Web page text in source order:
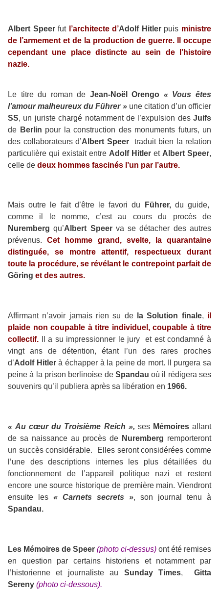
Albert Speerfut l’architecte d’Adolf Hitlerpuis ministre
de l’armement et de la production de guerre. Il occupe
cependant une place distincte au sein de l’histoire
nazie.
Le titre du roman de Jean-Noël Orengo « Vous êtes
l’amour malheureux du Führer »une citation d’un officier
SS, un juriste chargé notamment de l’expulsion des Juifs
de Berlin pour la construction des monuments futurs, un
des collaborateurs d’Albert Speertraduit bien la relation
particulière qui existait entre Adolf Hitler et Albert Speer,
celle de deux hommes fascinés l’un par l’autre.
Mais outre le fait d’être le favori du Führer,du guide,
comme il le nomme, c’est au cours du procès de
Nuremberg qu’Albert Speerva se détacher des autres
prévenus.Cet homme grand, svelte, la quarantaine
distinguée, se montre attentif, respectueux durant
toute la procédure, se révélant le contrepoint parfait de
Göring et des autres.
Affirmant n’avoir jamais rien su de la Solution finale, il
plaide non coupable à titre individuel, coupable à titre
collectif. Il a su impressionner le jury et est condamné à
vingt ans de détention, étant l’un des rares proches
d’Adolf Hitlerà échapper à la peine de mort. Il purgera sa
peine à la prison berlinoise de Spandau où il rédigera ses
souvenirs qu’il publiera après sa libération en 1966.
« Au cœur du Troisième Reich », ses Mémoiresallant
de sa naissance au procès de Nuremberg remporteront
un succès considérable. Elles seront considérées comme
l’une des descriptions internes les plus détaillées du
fonctionnement de l’appareil politique nazi et restent
encore une source historique de première main. Viendront
ensuite les « Carnets secrets », son journal tenu à
Spandau.
Les Mémoires de Speer (photo ci-dessus) ont été remises
en question par certains historiens et notamment par
l’historienne et journaliste au Sunday Times,Gitta
Sereny (photo ci-dessous).